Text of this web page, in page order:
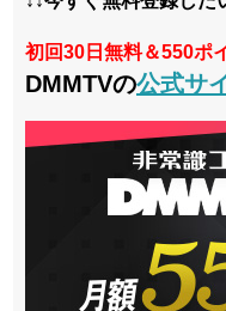
初回30日無料＆550ポ
DMMTVの公式サ